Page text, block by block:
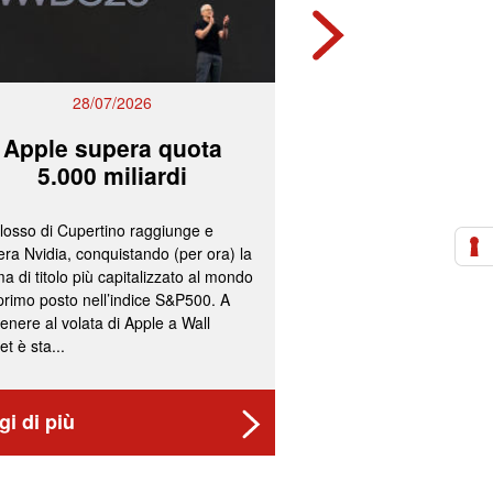
28/07/2026
Apple supera quota
5.000 miliardi
di Cupertino raggiunge e
Nvidia, conquistando (per ora) la
di titolo più capitalizzato al mondo
posto nell’indice S&P500. A
al volata di Apple a Wall
è sta...
di più
L’ipotesi più
un’operazione